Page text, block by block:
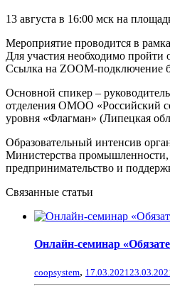
13 августа в 16:00 мск на
Мероприятие проводится в
Для участия необходимо
Ссылка на ZOOM-подключение
Основной спикер –
отделения ОМОО «Российский
уровня «Флагман» (Липецкая
Образовательный интенсив
Министерства промышленности,
предпринимательство и
Связанные статьи
Онлайн-семинар
coopsystem, 17.03.2021